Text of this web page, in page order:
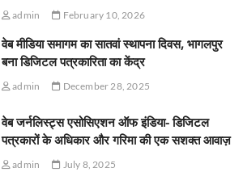
admin February 10, 2026
वेब मीडिया समागम का सातवां स्थापना दिवस, भागलपुर
बना डिजिटल पत्रकारिता का केंद्र
admin December 28, 2025
वेब जर्नलिस्ट्स एसोसिएशन ऑफ इंडिया- डिजिटल
पत्रकारों के अधिकार और गरिमा की एक सशक्त आवाज़
admin July 8, 2025